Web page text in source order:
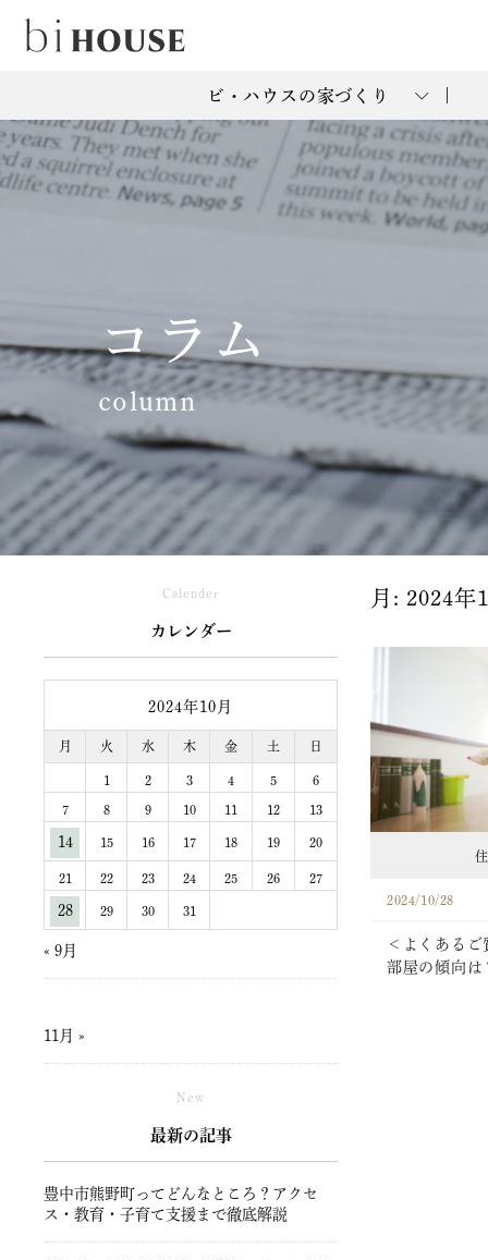
ビ・ハウスの家づくり
コラム
column
月: 2024年
2024/10/28
＜よくある
部屋の傾向は
Calender
カレンダー
2024年10月
月 火 水 木 金 土 日
1 2 3 4 5 6
7 8 9 10 11 12 13
14 15 16 17 18 19 20
21 22 23 24 25 26 27
28 29 30 31
« 9月
11月 »
New
最新の記事
豊中市熊野町ってどんなところ？アクセ
ス・教育・子育て支援まで徹底解説